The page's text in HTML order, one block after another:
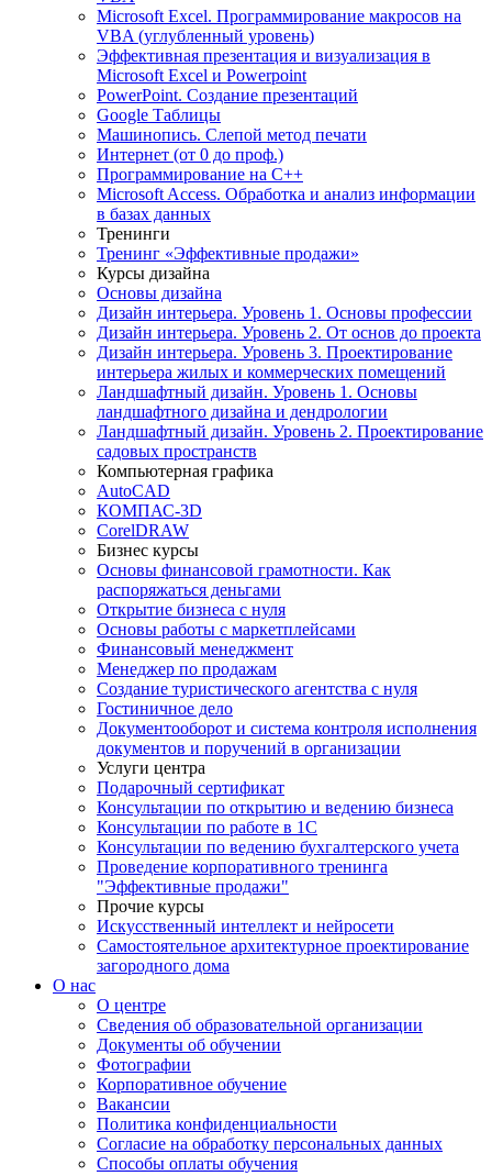
Microsoft Excel. Программирование макросов на
VBA (углубленный уровень)
Эффективная презентация и визуализация в
Microsoft Excel и Powerpoint
PowerPoint. Создание презентаций
Google Таблицы
Машинопись. Слепой метод печати
Интернет (от 0 до проф.)
Программирование на C++
Microsoft Access. Обработка и анализ информации
в базах данных
Тренинги
Тренинг «Эффективные продажи»
Курсы дизайна
Основы дизайна
Дизайн интерьера. Уровень 1. Основы профессии
Дизайн интерьера. Уровень 2. От основ до проекта
Дизайн интерьера. Уровень 3. Проектирование
интерьера жилых и коммерческих помещений
Ландшафтный дизайн. Уровень 1. Основы
ландшафтного дизайна и дендрологии
Ландшафтный дизайн. Уровень 2. Проектирование
садовых пространств
Компьютерная графика
AutoCAD
КОМПАС-3D
CorelDRAW
Бизнес курсы
Основы финансовой грамотности. Как
распоряжаться деньгами
Открытие бизнеса с нуля
Основы работы с маркетплейсами
Финансовый менеджмент
Менеджер по продажам
Создание туристического агентства с нуля
Гостиничное дело
Документооборот и система контроля исполнения
документов и поручений в организации
Услуги центра
Подарочный сертификат
Консультации по открытию и ведению бизнеса
Консультации по работе в 1С
Консультации по ведению бухгалтерского учета
Проведение корпоративного тренинга
"Эффективные продажи"
Прочие курсы
Искусственный интеллект и нейросети
Самостоятельное архитектурное проектирование
загородного дома
О нас
О центре
Сведения об образовательной организации
Документы об обучении
Фотографии
Корпоративное обучение
Вакансии
Политика конфиденциальности
Согласие на обработку персональных данных
Способы оплаты обучения